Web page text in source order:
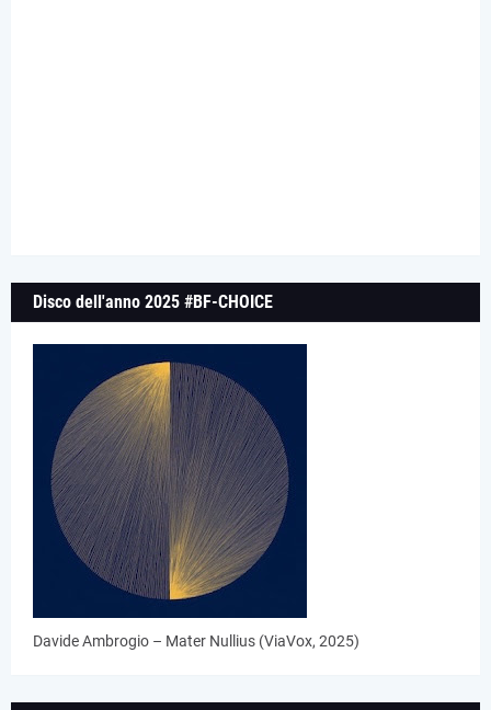
Disco dell'anno 2025 #BF-CHOICE
Davide Ambrogio – Mater Nullius (ViaVox, 2025)